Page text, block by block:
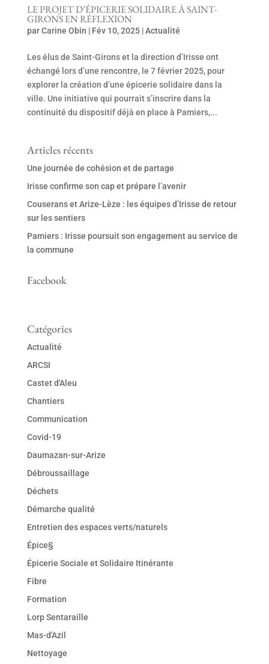
LE PROJET D’ÉPICERIE SOLIDAIRE À SAINT-
GIRONS EN RÉFLEXION
parCarine Obin | Fév 10, 2025|Actualité
Les élus de Saint-Girons et la direction d’Irisse ont
échangé lors d’une rencontre, le 7 février 2025, pour
explorer la création d’une épicerie solidaire dans la
ville. Une initiative qui pourrait s’inscrire dans la
continuité du dispositif déjà en place à Pamiers,...
Articles récents
Une journée de cohésion et de partage
Irisse confirme son cap et prépare l’avenir
Couserans et Arize-Lèze : les équipes d’Irisse de retour
sur les sentiers
Pamiers : Irisse poursuit son engagement au service de
la commune
Facebook
Catégories
Actualité
ARCSI
Castet d'Aleu
Chantiers
Communication
Covid-19
Daumazan-sur-Arize
Débroussaillage
Déchets
Démarche qualité
Entretien des espaces verts/naturels
Épice§
Épicerie Sociale et Solidaire Itinérante
Fibre
Formation
Lorp Sentaraille
Mas-d'Azil
Nettoyage